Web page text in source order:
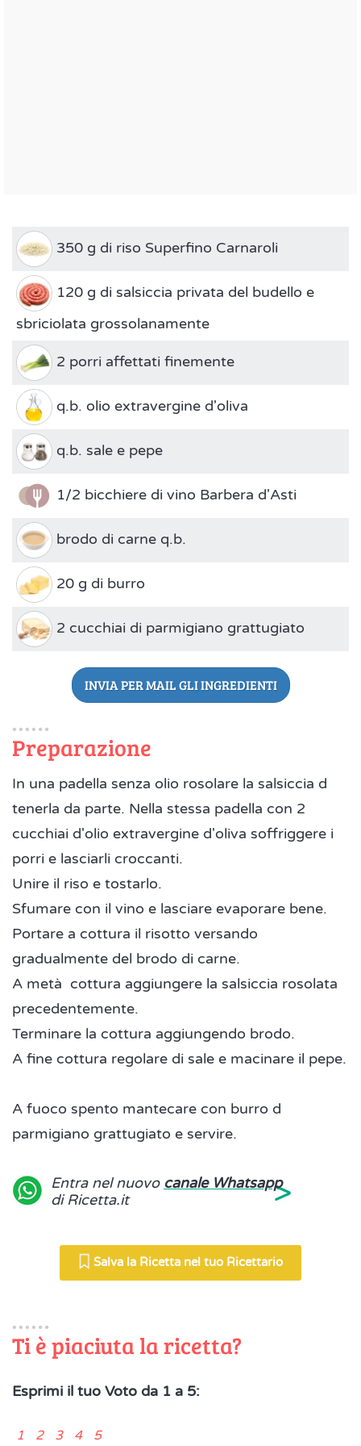
350 g di riso Superfino Carnaroli
120 g di salsiccia privata del budello e
sbriciolata grossolanamente
2 porri affettati finemente
q.b. olio extravergine d'oliva
q.b. sale e pepe
1/2 bicchiere di vino Barbera d'Asti
brodo di carne q.b.
20 g di burro
2 cucchiai di parmigiano grattugiato
INVIA PER MAIL GLI INGREDIENTI
Preparazione
In una padella senza olio rosolare la salsiccia d
tenerla da parte. Nella stessa padella con 2
cucchiai d'olio extravergine d'oliva soffriggere i
porri e lasciarli croccanti.
Unire il riso e tostarlo.
Sfumare con il vino e lasciare evaporare bene.
Portare a cottura il risotto versando
gradualmente del brodo di carne.
A metà cottura aggiungere la salsiccia rosolata
precedentemente.
Terminare la cottura aggiungendo brodo.
A fine cottura regolare di sale e macinare il pepe.
A fuoco spento mantecare con burro d
parmigiano grattugiato e servire.
Entra nel nuovo canale Whatsapp
di Ricetta.it
>
Salva la Ricetta nel tuo Ricettario
Ti è piaciuta la ricetta?
Esprimi il tuo Voto da 1 a 5:
1 2 3 4 5